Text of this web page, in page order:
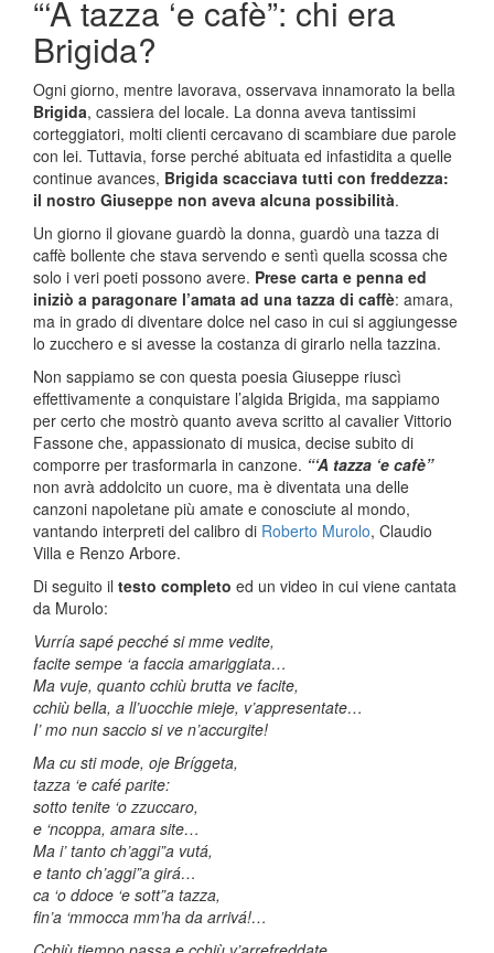
“‘A tazza ‘e cafè”: chi era
Brigida?
Ogni giorno, mentre lavorava, osservava innamorato la bella
Brigida, cassiera del locale. La donna aveva tantissimi
corteggiatori, molti clienti cercavano di scambiare due parole
con lei. Tuttavia, forse perché abituata ed infastidita a quelle
continue avances, Brigida scacciava tutti con freddezza:
il nostro Giuseppe non aveva alcuna possibilità.
Un giorno il giovane guardò la donna, guardò una tazza di
caffè bollente che stava servendo e sentì quella scossa che
solo i veri poeti possono avere. Prese carta e penna ed
iniziò a paragonare l’amata ad una tazza di caffè: amara,
ma in grado di diventare dolce nel caso in cui si aggiungesse
lo zucchero e si avesse la costanza di girarlo nella tazzina.
Non sappiamo se con questa poesia Giuseppe riuscì
effettivamente a conquistare l’algida Brigida, ma sappiamo
per certo che mostrò quanto aveva scritto al cavalier Vittorio
Fassone che, appassionato di musica, decise subito di
comporre per trasformarla in canzone. “‘A tazza ‘e cafè”
non avrà addolcito un cuore, ma è diventata una delle
canzoni napoletane più amate e conosciute al mondo,
vantando interpreti del calibro di Roberto Murolo, Claudio
Villa e Renzo Arbore.
Di seguito il testo completo ed un video in cui viene cantata
da Murolo:
Vurría sapé pecché si mme vedite,
facite sempe ‘a faccia amariggiata…
Ma vuje, quanto cchiù brutta ve facite,
cchiù bella, a ll’uocchie mieje, v’appresentate…
I’ mo nun saccio si ve n’accurgite!
Ma cu sti mode, oje Bríggeta,
tazza ‘e café parite:
sotto tenite ‘o zzuccaro,
e ‘ncoppa, amara site…
Ma i’ tanto ch’aggi”a vutá,
e tanto ch’aggi”a girá…
ca ‘o ddoce ‘e sott”a tazza,
fin’a ‘mmocca mm’ha da arrivá!…